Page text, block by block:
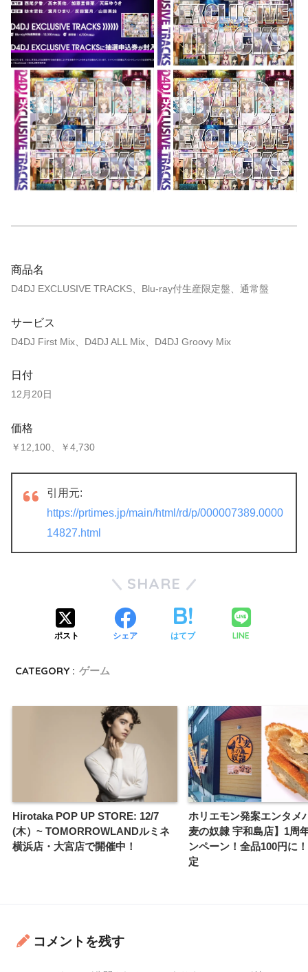
商品名
D4DJ EXCLUSIVE TRACKS、Blu-ray付生産限定盤、通常盤
サービス
D4DJ First Mix、D4DJ ALL Mix、D4DJ Groovy Mix
日付
12月20日
価格
￥12,100、￥4,730
引用元:
https://prtimes.jp/main/html/rd/p/000007389.0000
14827.html
SHARE
ポスト シェア はてブ LINE
CATEGORY : ゲーム
Hirotaka POP UP STORE: 12/7
(木）~ TOMORROWLANDルミネ
横浜店・大宮店で開催中！
ホリエモン発案エンタメ
麦の奴隷 宇和島店】1周
ンペーン！全品100円に
定
コメントを残す